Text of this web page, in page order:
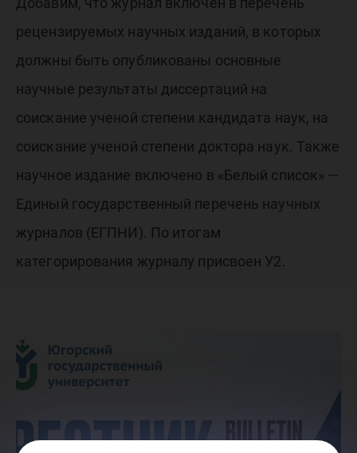
рецензируемых научных изданий, в которых
должны быть опубликованы основные
научные результаты диссертаций на
соискание ученой степени кандидата наук, на
соискание ученой степени доктора наук. Также
научное издание включено в «Белый список» —
Единый государственный перечень научных
журналов (ЕГПНИ). По итогам
категорирования журналу присвоен У2.